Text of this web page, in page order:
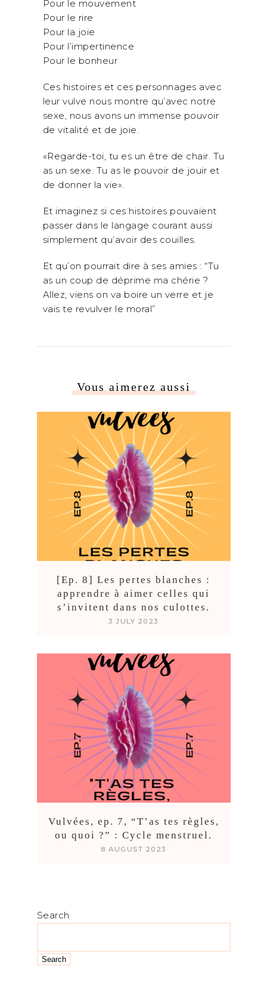
Pour le mouvement
Pour le rire
Pour la joie
Pour l’impertinence
Pour le bonheur
Ces histoires et ces personnages avec
leur vulve nous montre qu’avec notre
sexe, nous avons un immense pouvoir
de vitalité et de joie.
«Regarde-toi, tu es un être de chair. Tu
as un sexe. Tu as le pouvoir de jouir et
de donner la vie».
Et imaginez si ces histoires pouvaient
passer dans le langage courant aussi
simplement qu’avoir des couilles.
Et qu’on pourrait dire à ses amies : “Tu
as un coup de déprime ma chérie ?
Allez, viens on va boire un verre et je
vais te revulver le moral”
Vous aimerez aussi
[Ep. 8] Les pertes blanches :
apprendre à aimer celles qui
s’invitent dans nos culottes.
3 JULY 2023
Vulvées, ep. 7, “T’as tes règles,
ou quoi ?” : Cycle menstruel.
8 AUGUST 2023
Search
Search